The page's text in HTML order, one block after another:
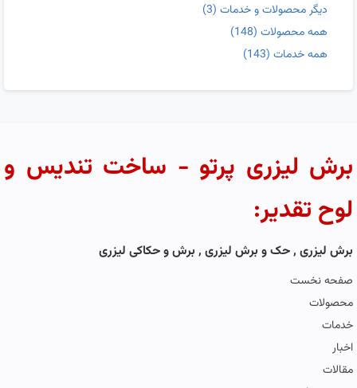
دیگر محصولات و خدمات (3)
همه محصولات (148)
همه خدمات (143)
برش لیزری پرتو - ساخت تندیس و
لوح تقدیر:
برش لیزری , حک و برش لیزری , برش و حکاکی لیزری
صفحه نخست
محصولات
خدمات
اخبار
مقالات